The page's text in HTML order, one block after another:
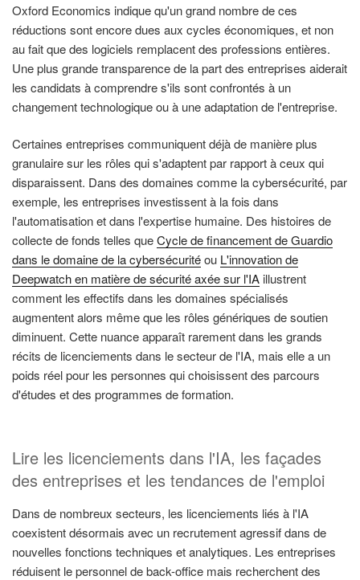
Oxford Economics indique qu'un grand nombre de ces
réductions sont encore dues aux cycles économiques, et non
au fait que des logiciels remplacent des professions entières.
Une plus grande transparence de la part des entreprises aiderait
les candidats à comprendre s'ils sont confrontés à un
changement technologique ou à une adaptation de l'entreprise.
Certaines entreprises communiquent déjà de manière plus
granulaire sur les rôles qui s'adaptent par rapport à ceux qui
disparaissent. Dans des domaines comme la cybersécurité, par
exemple, les entreprises investissent à la fois dans
l'automatisation et dans l'expertise humaine. Des histoires de
collecte de fonds telles queCycle de financement de Guardio
dans le domaine de la cybersécuritéou L'innovation de
Deepwatch en matière de sécurité axée sur l'IA illustrent
comment les effectifs dans les domaines spécialisés
augmentent alors même que les rôles génériques de soutien
diminuent. Cette nuance apparaît rarement dans les grands
récits de licenciements dans le secteur de l'IA, mais elle a un
poids réel pour les personnes qui choisissent des parcours
d'études et des programmes de formation.
Lire les licenciements dans l'IA, les façades
des entreprises et les tendances de l'emploi
Dans de nombreux secteurs, les licenciements liés à l'IA
coexistent désormais avec un recrutement agressif dans de
nouvelles fonctions techniques et analytiques. Les entreprises
réduisent le personnel de back-office mais recherchent des